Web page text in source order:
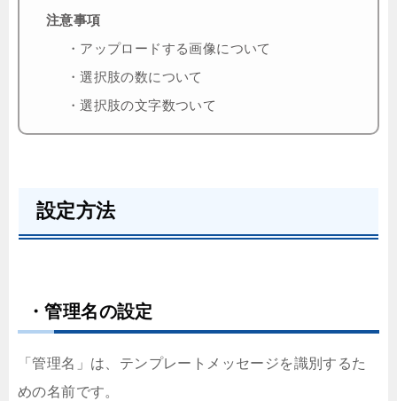
注意事項
・アップロードする画像について
・選択肢の数について
・選択肢の文字数ついて
設定方法
・管理名の設定
「管理名」は、テンプレートメッセージを識別するた
めの名前です。